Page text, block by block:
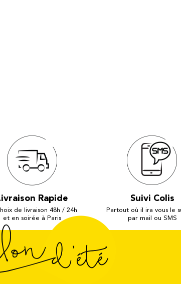
Rapide
de livraison 48h / 24h
et en soirée à Paris
Suivi Colis
Partout où il ira vous le
par mail ou SMS